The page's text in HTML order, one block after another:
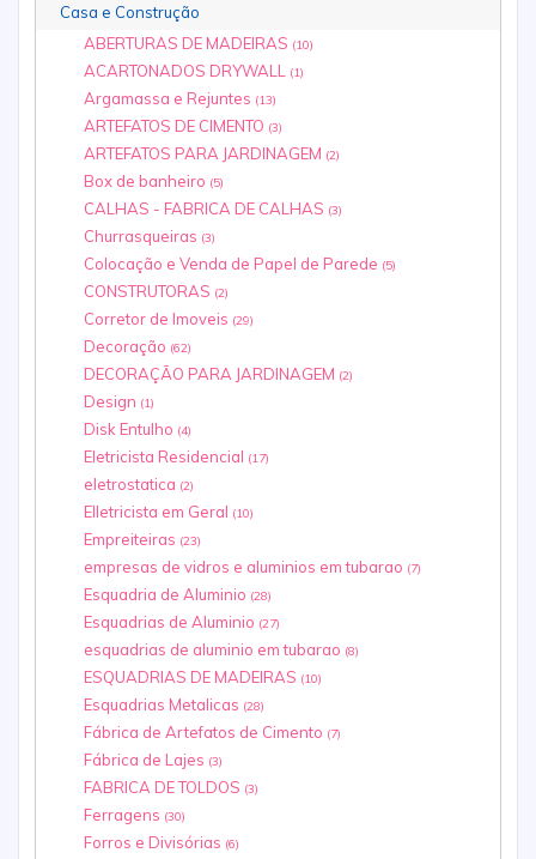
Casa e Construção
ABERTURAS DE MADEIRAS (10)
ACARTONADOS DRYWALL (1)
Argamassa e Rejuntes (13)
ARTEFATOS DE CIMENTO (3)
ARTEFATOS PARA JARDINAGEM (2)
Box de banheiro (5)
CALHAS - FABRICA DE CALHAS (3)
Churrasqueiras (3)
Colocação e Venda de Papel de Parede (5)
CONSTRUTORAS (2)
Corretor de Imoveis (29)
Decoração (62)
DECORAÇÃO PARA JARDINAGEM (2)
Design (1)
Disk Entulho (4)
Eletricista Residencial (17)
eletrostatica (2)
Elletricista em Geral (10)
Empreiteiras (23)
empresas de vidros e aluminios em tubarao (7)
Esquadria de Aluminio (28)
Esquadrias de Aluminio (27)
esquadrias de aluminio em tubarao (8)
ESQUADRIAS DE MADEIRAS (10)
Esquadrias Metalicas (28)
Fábrica de Artefatos de Cimento (7)
Fábrica de Lajes (3)
FABRICA DE TOLDOS (3)
Ferragens (30)
Forros e Divisórias (6)